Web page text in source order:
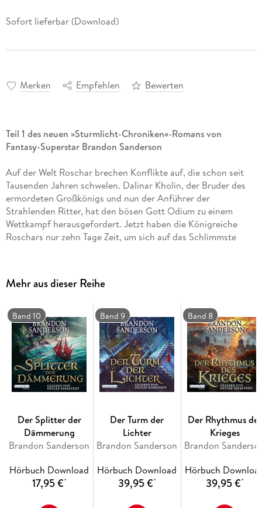
Sofort lieferbar (Download)
Merken Empfehlen Bewerten
Teil 1 des neuen »Sturmlicht-Chroniken«-Romans von
Fantasy-Superstar Brandon Sanderson
Auf der Welt Roschar brechen Konflikte auf, die schon seit
Tausenden Jahren schwelen. Dalinar Kholin, der Bruder des
ermordeten Großkönigs und nun der Anführer der
Strahlenden Ritter, hat den bösen Gott Odium zu einem
Wettkampf herausgefordert. Jetzt haben die Königreiche
Roschars nur zehn Tage Zeit, um sich auf das Schlimmste
Der Band »Winds and Truth« erscheint im Deutschen in zwei
Teilen, »Winde und Wahrheit« und »Der Kampf der Meister«.
Ungekürzte Lesung mit Detlef Bierstedt
40h 7min
Mehr aus dieser Reihe
Band 10
Der Splitter der
Dämmerung
Brandon Sanderson
Hörbuch Download
17,95 €*
Band 9
Der Turm der
Lichter
Brandon Sanderson
Hörbuch Download
39,95 €*
Band 8
Der Rhythmus des
Krieges
Brandon
Hörbuch
39,95 €*